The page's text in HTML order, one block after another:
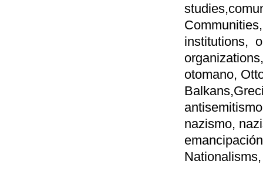
institutions,
otomano,
nazismo,